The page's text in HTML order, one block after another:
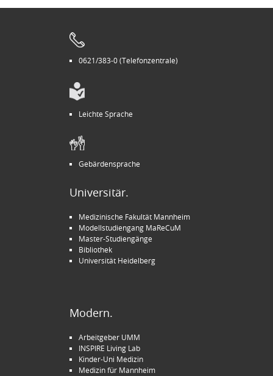
0621/383-0 (Telefonzentrale)
Leichte Sprache
Gebärdensprache
Universitär.
Medizinische Fakultät Mannheim
Modellstudiengang MaReCuM
Master-Studiengänge
Bibliothek
Universität Heidelberg
Modern.
Arbeitgeber UMM
INSPIRE Living Lab
Kinder-Uni Medizin
Medizin für Mannheim